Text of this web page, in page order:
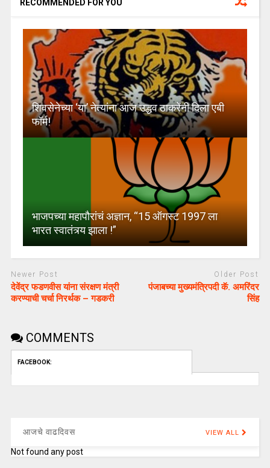
RECOMMENDED FOR YOU
शिवसेनेच्या ‘या’ नेत्यांना आज उद्धव ठाकरेंनी दिला एबी
फॉर्म!
भाजपच्या महापौरांचं अज्ञान, “15 ऑगस्ट 1997 ला
भारत स्वातंत्र्य झाला !”
Newer Post
देवेंद्र फडणवीस यांना संरक्षण मंत्री
करण्याची चर्चा निरर्थक – गडकरी
Older Post
पंजाबच्या मुख्यमंत्रिपदी कॅ. अमरिंदर
सिंह
COMMENTS
FACEBOOK:
आजचे वाढदिवस VIEW ALL
Not found any post